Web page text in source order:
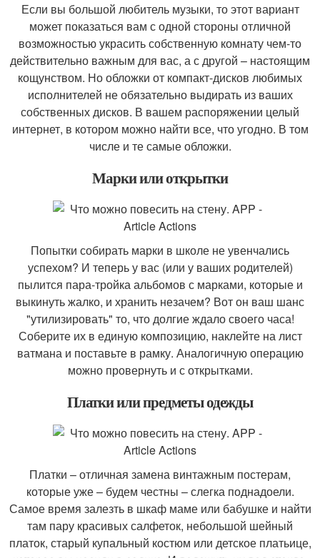
Если вы большой любитель музыки, то этот вариант
может показаться вам с одной стороны отличной
возможностью украсить собственную комнату чем-то
действительно важным для вас, а с другой – настоящим
кощунством. Но обложки от компакт-дисков любимых
исполнителей не обязательно выдирать из ваших
собственных дисков. В вашем распоряжении целый
интернет, в котором можно найти все, что угодно. В том
числе и те самые обложки.
Марки или открытки
Попытки собирать марки в школе не увенчались
успехом? И теперь у вас (или у ваших родителей)
пылится пара-тройка альбомов с марками, которые и
выкинуть жалко, и хранить незачем? Вот он ваш шанс
"утилизировать" то, что долгие ждало своего часа!
Соберите их в единую композицию, наклейте на лист
ватмана и поставьте в рамку. Аналогичную операцию
можно провернуть и с открытками.
Платки или предметы одежды
Платки – отличная замена винтажным постерам,
которые уже – будем честны – слегка поднадоели.
Самое время залезть в шкаф маме или бабушке и найти
там пару красивых салфеток, небольшой шейный
платок, старый купальный костюм или детское платьице,